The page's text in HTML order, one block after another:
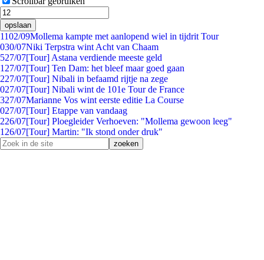
opslaan
1102/09Mollema kampte met aanlopend wiel in tijdrit Tour
030/07Niki Terpstra wint Acht van Chaam
527/07[Tour] Astana verdiende meeste geld
1 27/07[Tour] Ten Dam: het bleef maar goed gaan
227/07[Tour] Nibali in befaamd rijtje na zege
027/07[Tour] Nibali wint de 101e Tour de France
327/07Marianne Vos wint eerste editie La Course
027/07[Tour] Etappe van vandaag
226/07[Tour] Ploegleider Verhoeven: "Mollema gewoon leeg"
1 26/07[Tour] Martin: "Ik stond onder druk"